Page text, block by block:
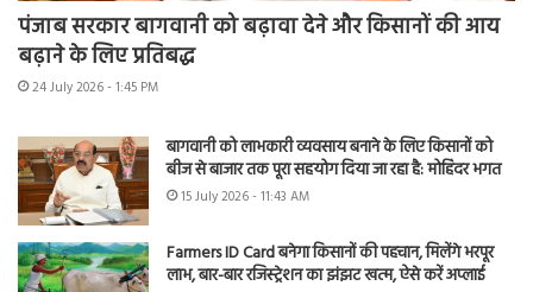
पंजाब सरकार बागवानी को बढ़ावा देने और किसानों की आय
बढ़ाने के लिए प्रतिबद्ध
24 July 2026 - 1:45 PM
बागवानी को लाभकारी व्यवसाय बनाने के लिए किसानों को
बीज से बाजार तक पूरा सहयोग दिया जा रहा है: मोहिंदर भगत
15 July 2026 - 11:43 AM
Farmers ID Card बनेगा किसानों की पहचान, मिलेंगे भरपूर
लाभ, बार-बार रजिस्ट्रेशन का झंझट खत्म, ऐसे करें अप्लाई